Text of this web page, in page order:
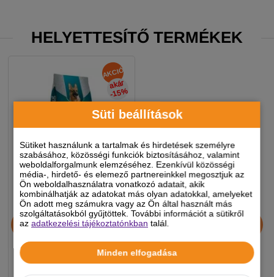
Süti beállítások
Sütiket használunk a tartalmak és hirdetések személyre
szabásához, közösségi funkciók biztosításához, valamint
weboldalforgalmunk elemzéséhez. Ezenkívül közösségi
média-, hirdető- és elemező partnereinkkel megosztjuk az
Ön weboldalhasználatra vonatkozó adatait, akik
kombinálhatják az adatokat más olyan adatokkal, amelyeket
Ön adott meg számukra vagy az Ön által használt más
szolgáltatásokból gyűjtöttek. További információt a sütikről
azadatkezelési tájékoztatónkban talál.
Minden elfogadása
HELYETTESÍTŐ TERMÉKEK
AKCIÓ
akár
-15
%
Happy&Fit Professional
Energy Plus 20kg